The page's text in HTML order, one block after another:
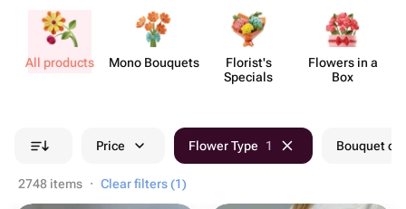
All products Mono Bouquets
Florist's
Specials
Flowers in a
Box
Price Flower Type 1 Bouquet
2748 items · Clear filters (1)